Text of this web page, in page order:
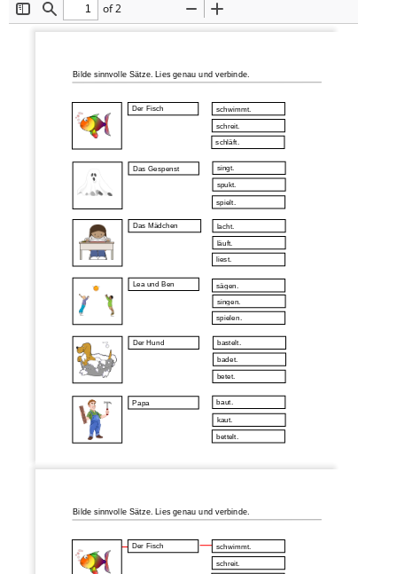
Toggle
Sidebar
Find
of 2
Zoom
Out
In
Bilde sinnvolle Sätze. Lies genau und verbinde.
schwimmt.
Der Fisch
schreit.
schläft.
spukt.
Das Gespenst singt.
spielt.
läuft.
Das Mädchen lacht.
liest.
sägen.
Lea und Ben
singen.
spielen.
badet.
Der Hund bastelt.
betet.
kaut.
Papa baut.
bettelt.
Bilde sinnvolle Sätze. Lies genau und verbinde.
schwimmt.
Der Fisch
schreit.